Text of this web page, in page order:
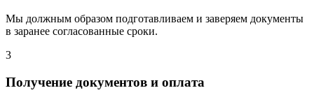
Мы должным образом подготавливаем и заверяем документы
в заранее согласованные сроки.
3
Получение документов и оплата